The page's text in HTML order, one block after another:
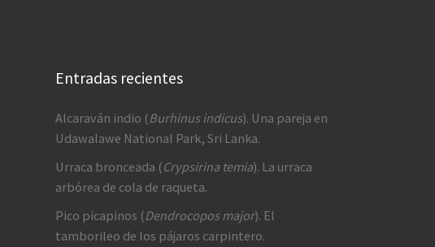
Entradas recientes
Alcaraván indio (Burhinus indicus). Una pareja en
Udawalawe National Park, Sri Lanka.
Urraca bronceada (Crypsirina temia). La urraca
arbórea de cola de raqueta.
Pico picapinos (Dendrocopos major). El
tamborileo de los pájaros carpintero.